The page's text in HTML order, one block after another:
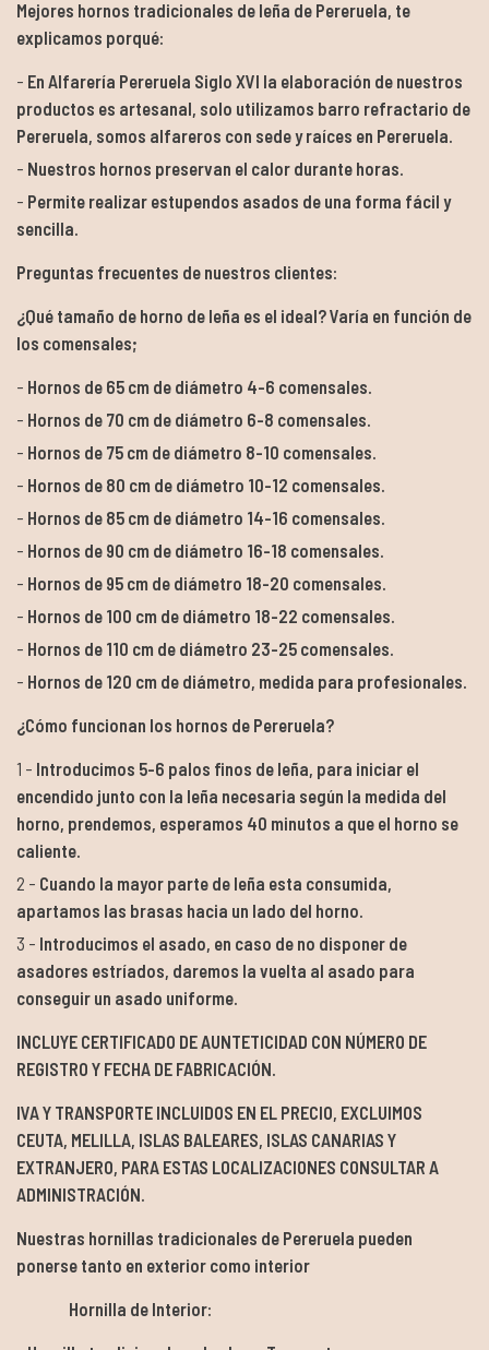
Mejores hornos tradicionales de leña de Pereruela, te
explicamos porqué:
En Alfarería Pereruela Siglo XVI la elaboración de nuestros
productos es artesanal, solo utilizamos barro refractario de
Pereruela, somos alfareros con sede y raíces en Pereruela.
Nuestros hornos preservan el calor durante horas.
Permite realizar estupendos asados de una forma fácil y
sencilla.
Preguntas frecuentes de nuestros clientes:
¿Qué tamaño de horno de leña es el ideal? Varía en función de
los comensales;
Hornos de 65 cm de diámetro 4-6 comensales.
Hornos de 70 cm de diámetro 6-8 comensales.
Hornos de 75 cm de diámetro 8-10 comensales.
Hornos de 80 cm de diámetro 10-12 comensales.
Hornos de 85 cm de diámetro 14-16 comensales.
Hornos de 90 cm de diámetro 16-18 comensales.
Hornos de 95 cm de diámetro 18-20 comensales.
Hornos de 100 cm de diámetro 18-22 comensales.
Hornos de 110 cm de diámetro 23-25 comensales.
Hornos de 120 cm de diámetro, medida para profesionales.
¿Cómo funcionan los hornos de Pereruela?
Introducimos 5-6 palos finos de leña, para iniciar el
encendido junto con la leña necesaria según la medida del
horno, prendemos, esperamos 40 minutos a que el horno se
caliente.
Cuando la mayor parte de leña esta consumida,
apartamos las brasas hacia un lado del horno.
Introducimos el asado, en caso de no disponer de
asadores estríados, daremos la vuelta al asado para
conseguir un asado uniforme.
INCLUYE CERTIFICADO DE AUNTETICIDAD CON NÚMERO DE
REGISTRO Y FECHA DE FABRICACIÓN.
IVA Y TRANSPORTE INCLUIDOS EN EL PRECIO, EXCLUIMOS
CEUTA, MELILLA, ISLAS BALEARES, ISLAS CANARIAS Y
EXTRANJERO, PARA ESTAS LOCALIZACIONES CONSULTAR A
ADMINISTRACIÓN.
Nuestras hornillas tradicionales de Pereruela pueden
ponerse tanto en exterior como interior
Hornilla de Interior: